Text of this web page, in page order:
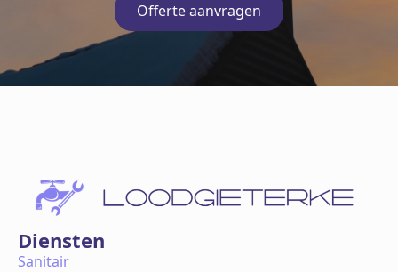
Offerte aanvragen
Diensten
Sanitair